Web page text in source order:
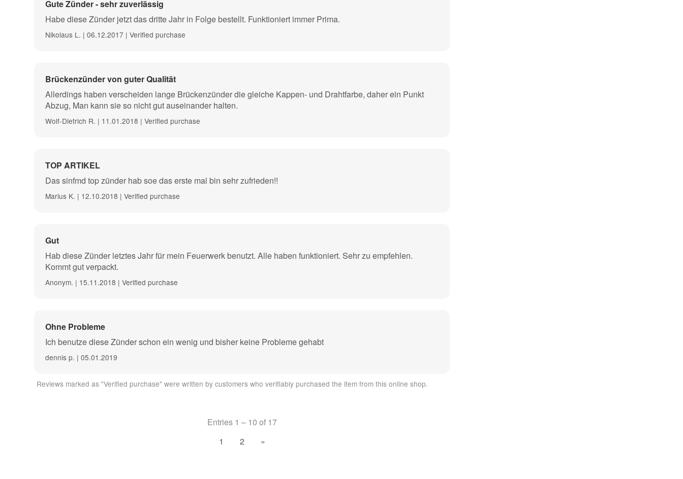
Gute Zünder - sehr zuverlässig
Habe diese Zünder jetzt das dritte Jahr in Folge bestellt. Funktioniert immer Prima.
Nikolaus L. | 06.12.2017 | Verified purchase
Brückenzünder von guter Qualität
Allerdings haben verscheiden lange Brückenzünder die gleiche Kappen- und Drahtfarbe, daher ein Punkt
Abzug, Man kann sie so nicht gut auseinander halten.
Wolf-Dietrich R. | 11.01.2018 | Verified purchase
TOP ARTIKEL
Das sinfmd top zünder hab soe das erste mal bin sehr zufrieden!!
Marius K. | 12.10.2018 | Verified purchase
Gut
Hab diese Zünder letztes Jahr für mein Feuerwerk benutzt. Alle haben funktioniert. Sehr zu empfehlen.
Kommt gut verpackt.
Anonym. | 15.11.2018 | Verified purchase
Ohne Probleme
Ich benutze diese Zünder schon ein wenig und bisher keine Probleme gehabt
dennis p. | 05.01.2019
Reviews marked as "Verified purchase" were written by customers who verifiably purchased the item from this online shop.
Entries 1 – 10 of 17
1
2 »